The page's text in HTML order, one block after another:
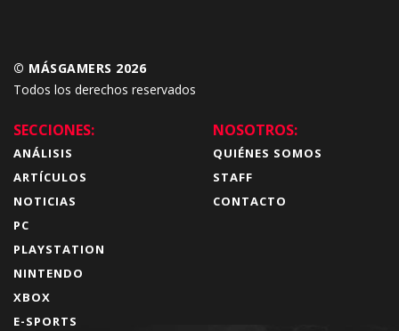
© MÁSGAMERS 2026
Todos los derechos reservados
SECCIONES:
ANÁLISIS
ARTÍCULOS
NOTICIAS
PC
PLAYSTATION
NINTENDO
XBOX
E-SPORTS
NOSOTROS:
QUIÉNES SOMOS
STAFF
CONTACTO